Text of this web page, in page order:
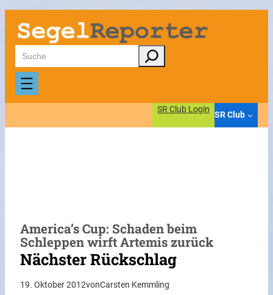
Zum
Inhalt
springen
Suchen
SR Club Login
SR Club
America’s Cup: Schaden beim
Schleppen wirft Artemis zurück
Nächster Rückschlag
19. Oktober 2012vonCarsten Kemmling